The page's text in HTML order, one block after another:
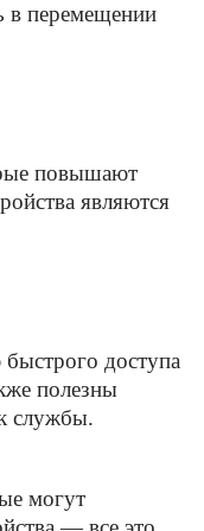
в перемещении
повышают
являются
доступа
полезны
службы.
могут